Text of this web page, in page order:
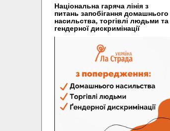
Національна гаряча лінія з
питань запобігання домашнього
насильства, торгівлі людьми та
гендерної дискримінації